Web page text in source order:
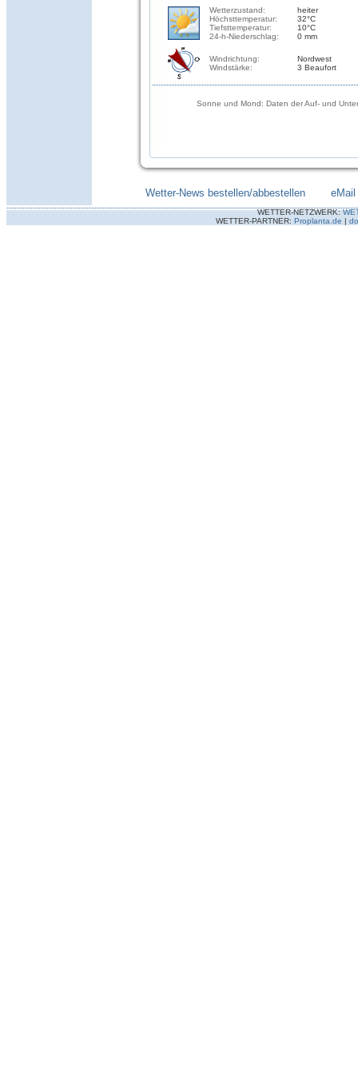
Wetterzustand:
Höchsttemperatur:
Tiefsttemperatur:
24-h-Niederschlag:
heiter
32°C
10°C
0 mm
Windrichtung:
Windstärke:
Nordwest
3 Beaufort
Sonne und Mond: Daten der Auf- und
Wetter-News bestellen/abbestellen eMail
WETTER-NETZWERK:
WETTER-PARTNER: Proplanta.de |